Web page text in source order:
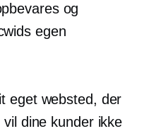
og
egen
eget websted, der
dine kunder ikke